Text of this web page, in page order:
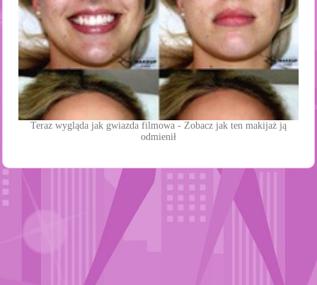
Teraz wygląda jak gwiazda filmowa - Zobacz jak ten makijaż ją
odmienił